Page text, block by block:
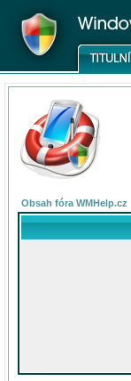
Obsah fóra WMHelp.cz